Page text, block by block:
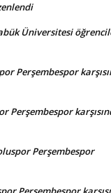
Üniversitesi
Perşembespor
Perşembespor
Perşembespor